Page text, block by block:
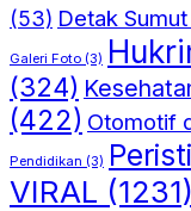
(53) Detak Sumut
Galeri Foto (3)
(324)
(422) Otomotif
Pendidikan (3)
VIRAL (1231)